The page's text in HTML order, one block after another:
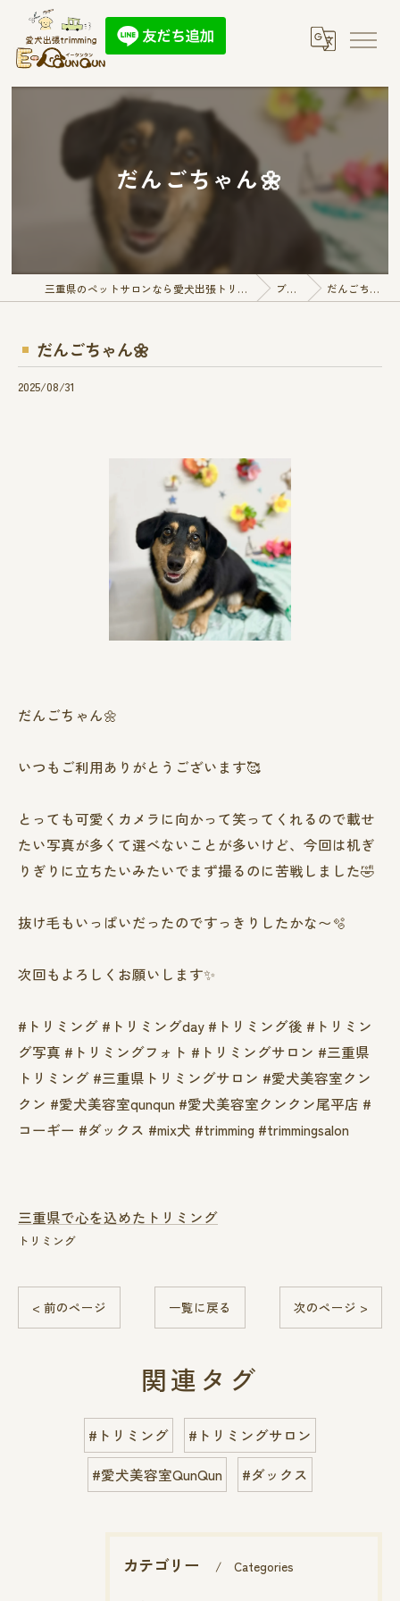
だんごちゃん🌼
三重県のペットサロンなら愛犬出張トリミング E-QunQun ブログ だんごちゃん🌼
だんごちゃん🌼
2025/08/31
だんごちゃん🌼
いつもご利用ありがとうございます🥰
とっても可愛くカメラに向かって笑ってくれるので載せ
たい写真が多くて選べないことが多いけど、今回は机ぎ
りぎりに立ちたいみたいでまず撮るのに苦戦しました‪🤣‬
抜け毛もいっぱいだったのですっきりしたかな〜🫧
次回もよろしくお願いします✨
#トリミング #トリミングday #トリミング後 #トリミン
グ写真 #トリミングフォト #トリミングサロン #三重県
トリミング #三重県トリミングサロン #愛犬美容室クン
クン #愛犬美容室qunqun #愛犬美容室クンクン尾平店 #
コーギー #ダックス #mix犬 #trimming #trimmingsalon
三重県で心を込めたトリミング
トリミング
< 前のページ 一覧に戻る 次のページ >
関連タグ
#トリミング
#トリミングサロン
#愛犬美容室QunQun
#ダックス
カテゴリー Categories